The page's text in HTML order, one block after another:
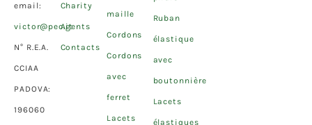
email:
victor@pec.it
N° R.E.A.
CCIAA
PADOVA:
196060
Charity
Agents
Contacts
maille
Cordons
Cordons
avec
ferret
Lacets
Ruban
élastique
avec
boutonnière
Lacets
élastiques